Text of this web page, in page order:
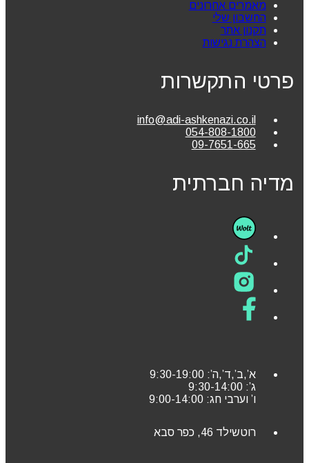
מאמרים אחרונים
החשבון שלי
תקנון אתר
הצהרת נגישות
פרטי התקשרות
info@adi-ashkenazi.co.il
054-808-1800
09-7651-665
מדיה חברתית
א’,ב’,ד’,ה’: 9:30-19:00
ג’: 9:30-14:00
ו’ וערבי חג: 9:00-14:00
רוטשילד 46, כפר סבא